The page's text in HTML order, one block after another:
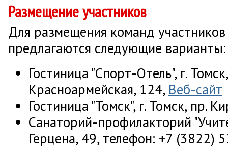
Размещение участников
Для размещения команд
предлагаются следующие варианты:
Гостиница "Спорт-Отель", г.
Красноармейская, 124, Веб-сайт
Гостиница "Томск", г. Томск, пр.
Санаторий-профилакторий
Герцена, 49, телефон: +7 (3822)